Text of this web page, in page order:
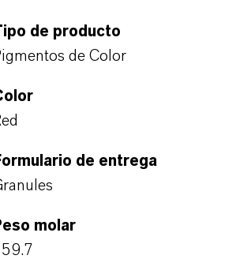
de producto
de Color
de entrega
molar